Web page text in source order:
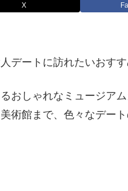
X
デートに訪れたいおす
おしゃれなミュージア
術館まで、色々なデー